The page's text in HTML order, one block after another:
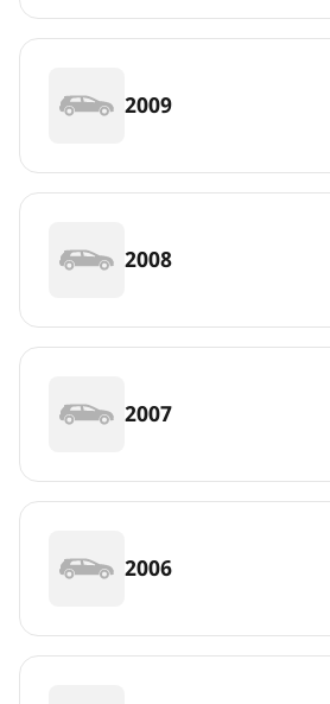
2009
2008
2007
2006